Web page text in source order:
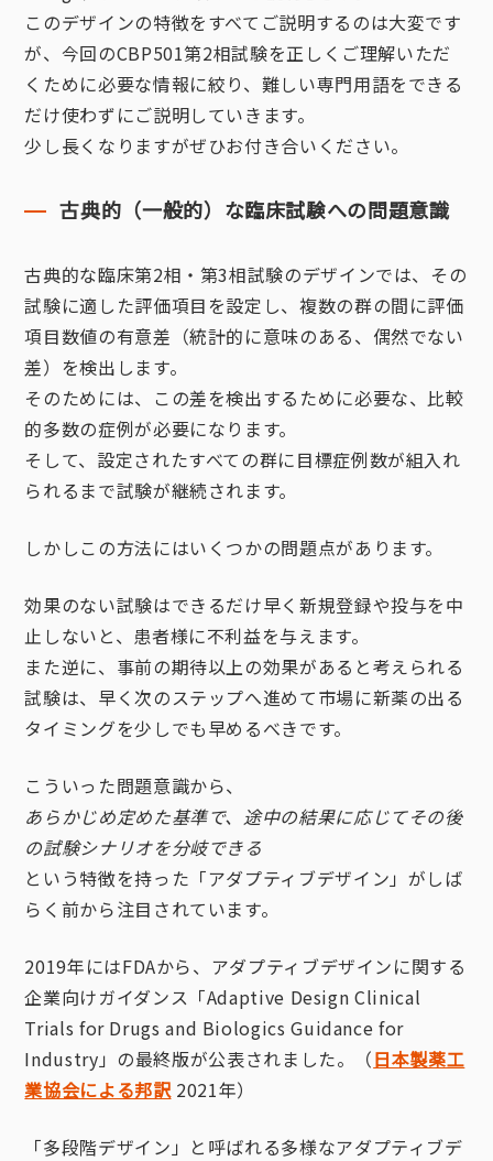
このデザインの特徴をすべてご説明するのは大変です
が、今回のCBP501第2相試験を正しくご理解いただ
くために必要な情報に絞り、難しい専門用語をできる
だけ使わずにご説明していきます。
少し長くなりますがぜひお付き合いください。
古典的（一般的）な臨床試験への問題意識
古典的な臨床第2相・第3相試験のデザインでは、その
試験に適した評価項目を設定し、複数の群の間に評価
項目数値の有意差（統計的に意味のある、偶然でない
差）を検出します。
そのためには、この差を検出するために必要な、比較
的多数の症例が必要になります。
そして、設定されたすべての群に目標症例数が組入れ
られるまで試験が継続されます。
しかしこの方法にはいくつかの問題点があります。
効果のない試験はできるだけ早く新規登録や投与を中
止しないと、患者様に不利益を与えます。
また逆に、事前の期待以上の効果があると考えられる
試験は、早く次のステップへ進めて市場に新薬の出る
タイミングを少しでも早めるべきです。
こういった問題意識から、
あらかじめ定めた基準で、途中の結果に応じてその後
の試験シナリオを分岐できる
という特徴を持った「アダプティブデザイン」がしば
らく前から注目されています。
2019年にはFDAから、アダプティブデザインに関する
企業向けガイダンス「Adaptive Design Clinical
Trials for Drugs and Biologics Guidance for
Industry」の最終版が公表されました。（日本製薬工
業協会による邦訳2021年）
「多段階デザイン」と呼ばれる多様なアダプティブデ